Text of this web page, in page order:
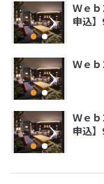
Ｗｅ
申込
Ｗｅ
Ｗｅ
申込